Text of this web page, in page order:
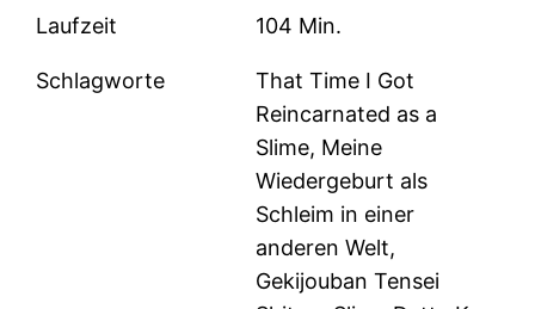
Laufzeit 104 Min.
Schlagworte
That Time I Got
Reincarnated as a
Slime, Meine
Wiedergeburt als
Schleim in einer
anderen Welt,
Gekijouban Tensei